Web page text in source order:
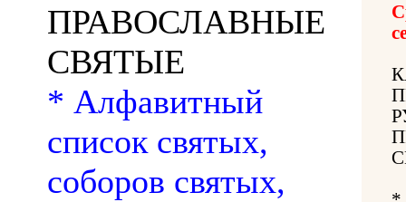
ПРАВОСЛАВНЫЕ
СВЯТЫЕ
* Алфавитный
список святых,
соборов святых,